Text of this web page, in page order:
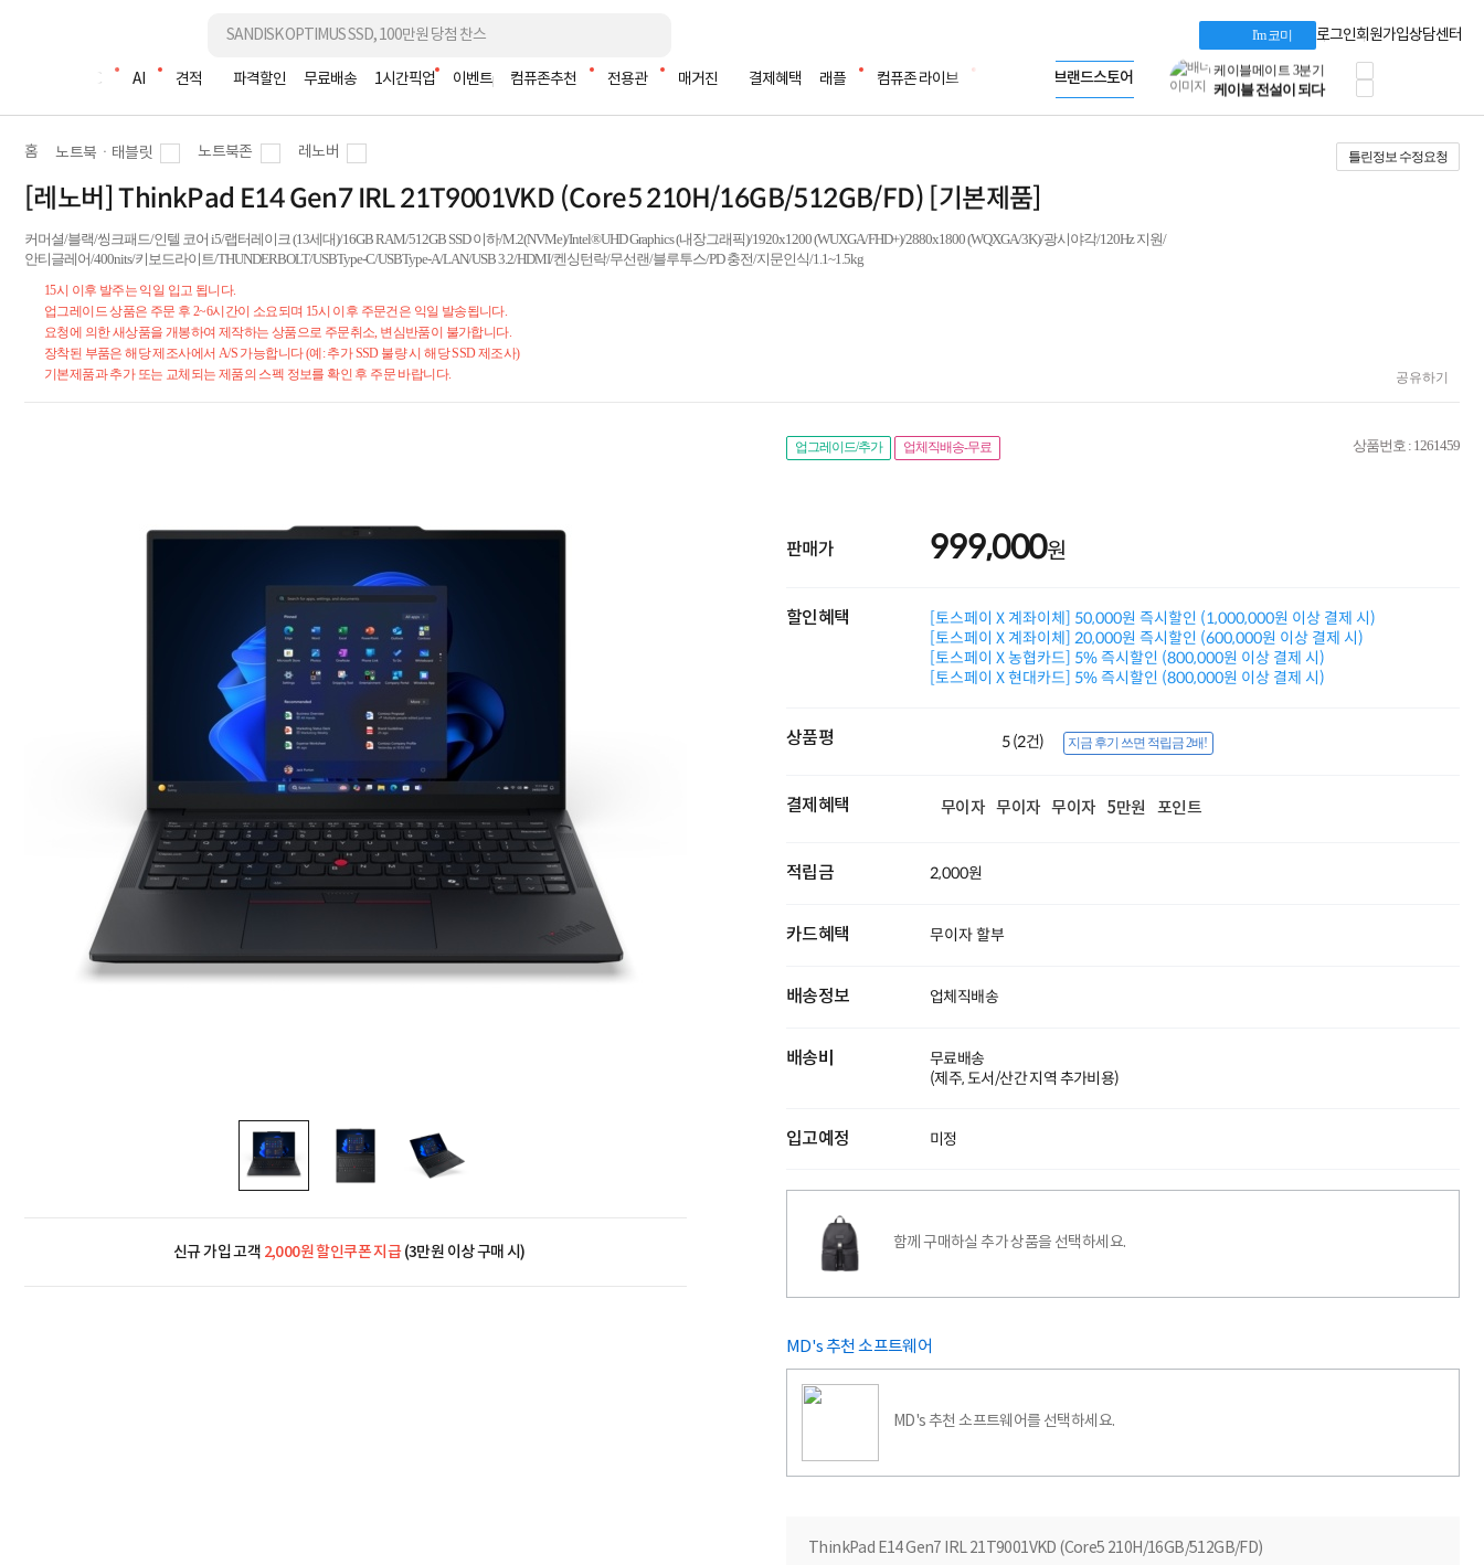
I'm 코미 로그인회원가입상담센터
조립PC AI 견적 파격할인 무료배송 1시간픽업 이벤트 컴퓨존추천 전용관 매거진 결제혜택 래플 컴퓨존 라이브
Intel 브랜드스토어
RAZER 브랜드스토어
Apple 기업전용관
삼성 키보드&마우스
10% 쿠폰 할인
케이블메이트 3분기
케이블 전설이 되다
야식까지 책임진다!
HP 워크스테이션
여름맞이 사은품
HP 프로데스크 4
모든 것을 하나로
홈 노트북ㆍ태블릿 노트북존 레노버 틀린정보 수정요청
[레노버] ThinkPad E14 Gen7 IRL 21T9001VKD (Core5 210H/16GB/512GB/FD) [기본제품]
커머셜/블랙/씽크패드/인텔 코어 i5/랩터레이크 (13세대)/16GB RAM/512GB SSD 이하/M.2(NVMe)/Intel®UHD Graphics (내장그래픽)/1920x1200 (WUXGA/FHD+)/2880x1800 (WQXGA/3K)/광시야각/120Hz 지원/
안티글레어/400nits/키보드라이트/THUNDERBOLT/USBType-C/USBType-A/LAN/USB 3.2/HDMI/켄싱턴락/무선랜/블루투스/PD 충전/지문인식/1.1~1.5kg
15시 이후 발주는 익일 입고 됩니다.
업그레이드 상품은 주문 후 2~6시간이 소요되며 15시 이후 주문건은 익일 발송됩니다.
요청에 의한 새상품을 개봉하여 제작하는 상품으로 주문취소, 변심반품이 불가합니다.
장착된 부품은 해당 제조사에서 A/S 가능합니다 (예: 추가 SSD 불량 시 해당 SSD 제조사)
기본제품과 추가 또는 교체되는 제품의 스펙 정보를 확인 후 주문 바랍니다.
공유하기
신규 가입 고객 2,000원 할인쿠폰 지급(3만원 이상 구매 시)
업그레이드/추가 업체직배송-무료 상품번호 : 1261459
판매가 999,000원
할인혜택
[토스페이 X 계좌이체] 50,000원 즉시할인 (1,000,000원 이상 결제 시)
[토스페이 X 계좌이체] 20,000원 즉시할인 (600,000원 이상 결제 시)
[토스페이 X 농협카드] 5% 즉시할인 (800,000원 이상 결제 시)
[토스페이 X 현대카드] 5% 즉시할인 (800,000원 이상 결제 시)
상품평 5 (2건) 지금 후기 쓰면 적립금 2배!
결제혜택 무이자 무이자 무이자 5만원 포인트
적립금 2,000원
카드혜택 무이자 할부
배송정보 업체직배송
배송비
무료배송
(제주, 도서/산간 지역 추가비용)
입고예정 미정
함께 구매하실 추가 상품을 선택하세요.
MD's 추천 소프트웨어
MD's 추천 소프트웨어를 선택하세요.
ThinkPad E14 Gen7 IRL 21T9001VKD (Core5 210H/16GB/512GB/FD)